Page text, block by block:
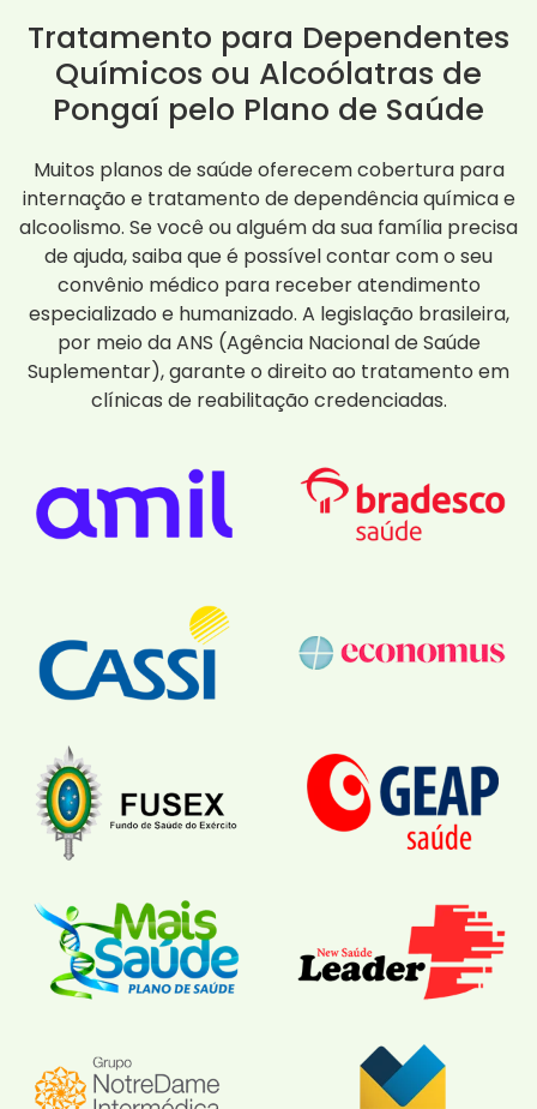
Tratamento para Dependentes
Químicos ou Alcoólatras de
Pongaí pelo Plano de Saúde
Muitos planos de saúde oferecem cobertura para
internação e tratamento de dependência química e
alcoolismo. Se você ou alguém da sua família precisa
de ajuda, saiba que é possível contar com o seu
convênio médico para receber atendimento
especializado e humanizado. A legislação brasileira,
por meio da ANS (Agência Nacional de Saúde
Suplementar), garante o direito ao tratamento em
clínicas de reabilitação credenciadas.